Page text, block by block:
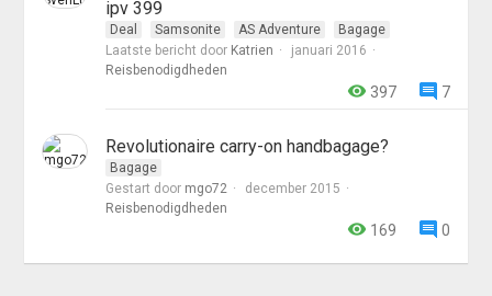
ipv 399
Deal Samsonite AS Adventure
Bagage
Laatste bericht door Katrien
januari 2016
Reisbenodigdheden
7
397
Revolutionaire carry-on handbagage?
Bagage
Gestart door mgo72
december 2015
Reisbenodigdheden
0
169